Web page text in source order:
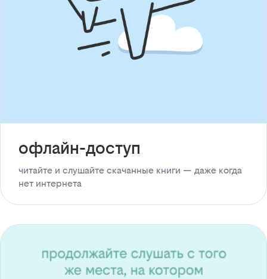
офлайн-доступ
читайте и слушайте скачанные книги — даже когда
нет интернета